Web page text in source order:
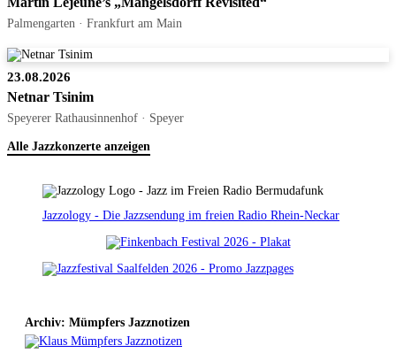
Palmengarten · Frankfurt am Main
23.08.2026
Netnar Tsinim
Speyerer Rathausinnenhof · Speyer
Alle Jazzkonzerte anzeigen
Jazzology - Die Jazzsendung im freien Radio Rhein-Neckar
Archiv: Mümpfers Jazznotizen